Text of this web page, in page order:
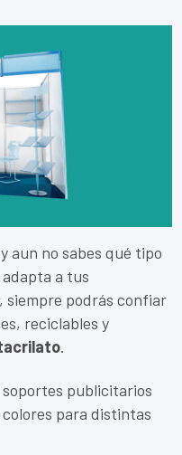
aun no sabes qué tipo
a tus
siempre podrás confiar
reciclables y
.
publicitarios
para distintas